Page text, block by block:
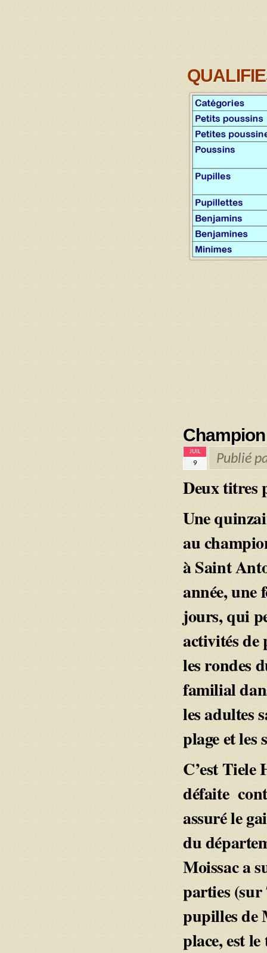
JUIL
9 Publié
Deux titres
Une
au
à Saint
année,
jours, qui
activités de
les rondes
familial
les adultes
plage et
C’est
défaite
assuré le
du
Moissac a
parties (sur
pupilles de
place, est